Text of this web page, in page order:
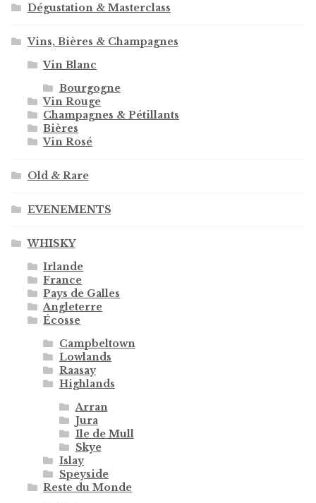
Dégustation & Masterclass
Vins, Bières & Champagnes
Vin Blanc
Bourgogne
Vin Rouge
Champagnes & Pétillants
Bières
Vin Rosé
Old & Rare
EVENEMENTS
WHISKY
Irlande
France
Pays de Galles
Angleterre
Écosse
Campbeltown
Lowlands
Raasay
Highlands
Arran
Jura
Ile de Mull
Skye
Islay
Speyside
Reste du Monde